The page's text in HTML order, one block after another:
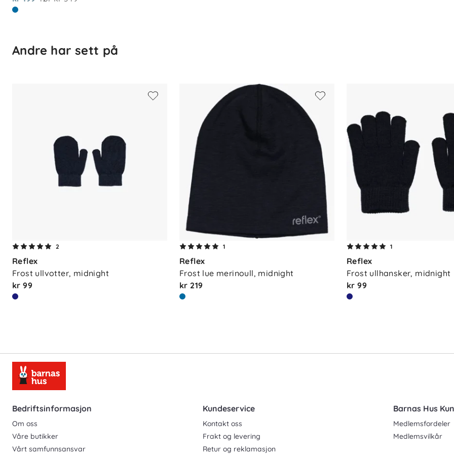
Andre har sett på
2
Reflex
Frost ullvotter, midnight
kr 99
1
Reflex
Frost lue merinoull, midnight
kr 219
1
Reflex
Frost ullhansker, midnight
kr 99
Bedriftsinformasjon
Om oss
Våre butikker
Vårt samfunnsansvar
Kundeservice
Kontakt oss
Frakt og levering
Retur og reklamasjon
Barnas Hus
Medlemsfordeler
Medlemsvilkår